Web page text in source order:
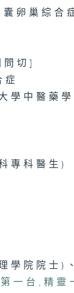
卵巢綜合
切]
症
學中醫藥
專科醫生)
學院院士)
一台 ,精靈